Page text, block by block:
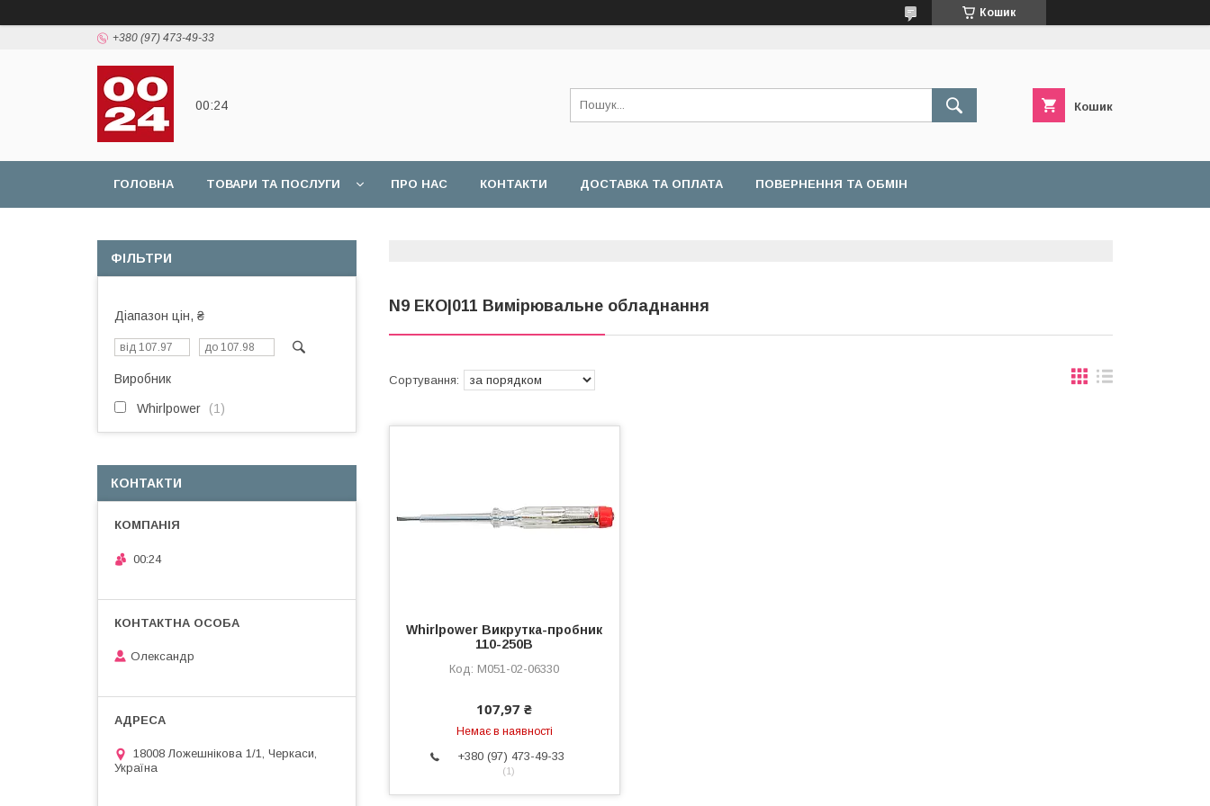
Кошик
+380 (97) 473-49-33
00:24 Кошик
ГОЛОВНА ТОВАРИ ТА ПОСЛУГИ ПРО НАС КОНТАКТИ ДОСТАВКА ТА ОПЛАТА ПОВЕРНЕННЯ ТА ОБМІН
N9 ЕКО|011 Вимірювальне обладнання
Whirlpower Викрутка-пробник
110-250В
M051-02-06330
107,97 ₴
Немає в наявності
+380 (97) 473-49-33
1
ФІЛЬТРИ
Діапазон цін, ₴
Виробник
Whirlpower 1
КОНТАКТИ
00:24
Олександр
18008 Ложешнікова 1/1, Черкаси,
Україна